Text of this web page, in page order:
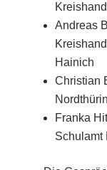
Andreas
Hainich
Christian
Franka
Schulamt